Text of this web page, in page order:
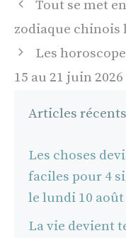
des
Tout se met
zodiaque chinois
Les
15 au 21 juin 2026
Articles récents
Les choses
faciles pour 4
le lundi 10 août
La vie devient